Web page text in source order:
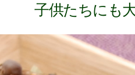
子供たちにも大